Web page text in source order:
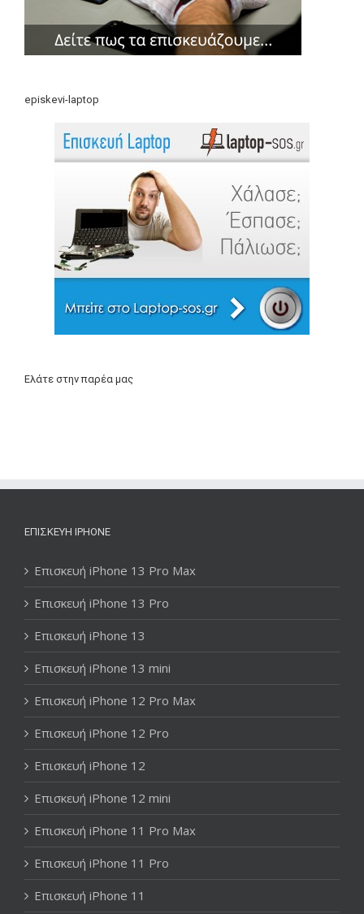
episkevi-laptop
Ελάτε στην παρέα μας
ΕΠΙΣΚΕΥΉ IPHONE
Επισκευή iPhone 13 Pro Max
Επισκευή iPhone 13 Pro
Επισκευή iPhone 13
Επισκευή iPhone 13 mini
Επισκευή iPhone 12 Pro Max
Επισκευή iPhone 12 Pro
Επισκευή iPhone 12
Επισκευή iPhone 12 mini
Επισκευή iPhone 11 Pro Max
Επισκευή iPhone 11 Pro
Επισκευή iPhone 11